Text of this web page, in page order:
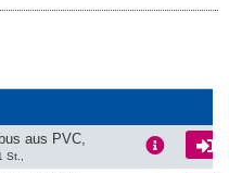
aus PVC,
St.,